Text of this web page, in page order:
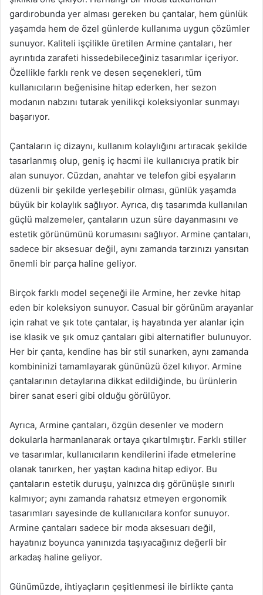
gardırobunda yer alması gereken bu çantalar, hem günlük
yaşamda hem de özel günlerde kullanıma uygun çözümler
sunuyor. Kaliteli işçilikle üretilen Armine çantaları, her
ayrıntıda zarafeti hissedebileceğiniz tasarımlar içeriyor.
Özellikle farklı renk ve desen seçenekleri, tüm
kullanıcıların beğenisine hitap ederken, her sezon
modanın nabzını tutarak yenilikçi koleksiyonlar sunmayı
başarıyor.
Çantaların iç dizaynı, kullanım kolaylığını artıracak şekilde
tasarlanmış olup, geniş iç hacmi ile kullanıcıya pratik bir
alan sunuyor. Cüzdan, anahtar ve telefon gibi eşyaların
düzenli bir şekilde yerleşebilir olması, günlük yaşamda
büyük bir kolaylık sağlıyor. Ayrıca, dış tasarımda kullanılan
güçlü malzemeler, çantaların uzun süre dayanmasını ve
estetik görünümünü korumasını sağlıyor. Armine çantaları,
sadece bir aksesuar değil, aynı zamanda tarzınızı yansıtan
önemli bir parça haline geliyor.
Birçok farklı model seçeneği ile Armine, her zevke hitap
eden bir koleksiyon sunuyor. Casual bir görünüm arayanlar
için rahat ve şık tote çantalar, iş hayatında yer alanlar için
ise klasik ve şık omuz çantaları gibi alternatifler bulunuyor.
Her bir çanta, kendine has bir stil sunarken, aynı zamanda
kombininizi tamamlayarak gününüzü özel kılıyor. Armine
çantalarının detaylarına dikkat edildiğinde, bu ürünlerin
birer sanat eseri gibi olduğu görülüyor.
Ayrıca, Armine çantaları, özgün desenler ve modern
dokularla harmanlanarak ortaya çıkartılmıştır. Farklı stiller
ve tasarımlar, kullanıcıların kendilerini ifade etmelerine
olanak tanırken, her yaştan kadına hitap ediyor. Bu
çantaların estetik duruşu, yalnızca dış görünüşle sınırlı
kalmıyor; aynı zamanda rahatsız etmeyen ergonomik
tasarımları sayesinde de kullanıcılara konfor sunuyor.
Armine çantaları sadece bir moda aksesuarı değil,
hayatınız boyunca yanınızda taşıyacağınız değerli bir
arkadaş haline geliyor.
Günümüzde, ihtiyaçların çeşitlenmesi ile birlikte çanta